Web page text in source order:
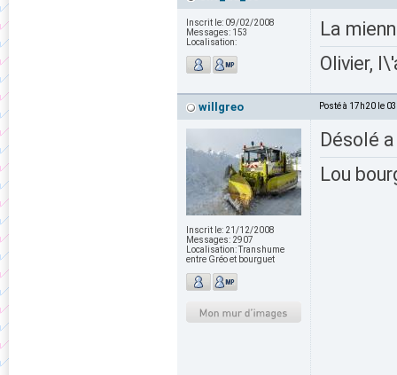
Inscrit le: 09/02/2008
Messages: 153
Localisation:
La
Olivier,
willgreo Posté à 17h20 le
Inscrit le: 21/12/2008
Messages: 2907
Localisation:Transhume
entre Gréo et bourguet
Désolé
Lou